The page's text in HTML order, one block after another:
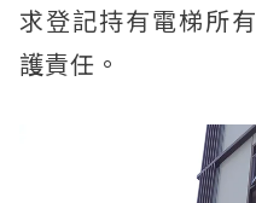
求登記持有電梯所
護責任。